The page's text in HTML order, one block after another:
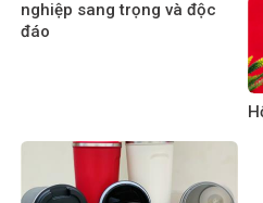
nghiệp sang trọng và độc
đáo